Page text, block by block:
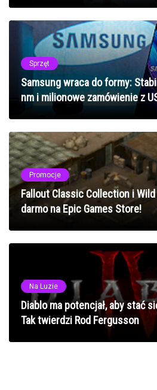
Sprzęt
Samsung wraca do formy:
nm i milionowe zamówienie z
Promocje
Fallout Classic Collection i
darmo na Epic Games Store!
Na Luzie
Diablo ma potencjał, aby stać
Tak twierdzi Rod Fergusson